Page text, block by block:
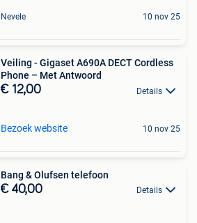
Nevele 10 nov 25
Veiling - Gigaset A690A DECT Cordless
Phone – Met Antwoord
€ 12,00 Details
Bezoek website 10 nov 25
Bang & Olufsen telefoon
€ 40,00 Details